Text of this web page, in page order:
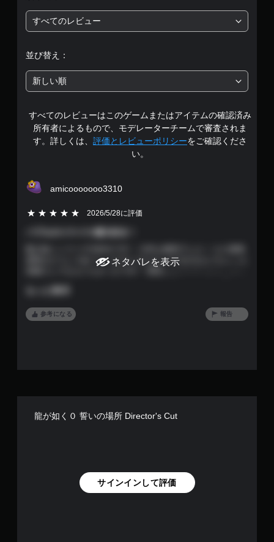
価
は
段
階
中
の
で
すべてのレビュー
並び替え：
新しい順
すべてのレビューはこのゲームまたはアイテムの確認済み
所有者によるもので、モデレーターチームで審査されま
す。詳しくは、 評価とレビューポリシーをご確認くださ
い。
amicooooooo3310
5段階評価の5 2026/5/28に評価
ネタバレを表示
吾郎がどうしてあーいったキャラになったのかをもうちょっと
）いい奴ばかりすぐ死んでしまう(T . T) 桐生ちゃんと仲良し
な頃の錦見て涙が…(T . T)
参考になる 報告
龍が如く０ 誓いの場所 Director's Cut
サインインして評価